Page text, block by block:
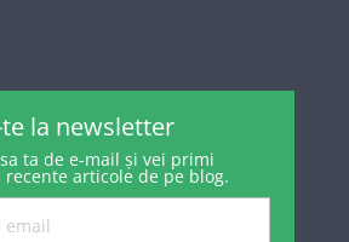
la newsletter
ta de e-mail și vei primi
articole de pe blog.